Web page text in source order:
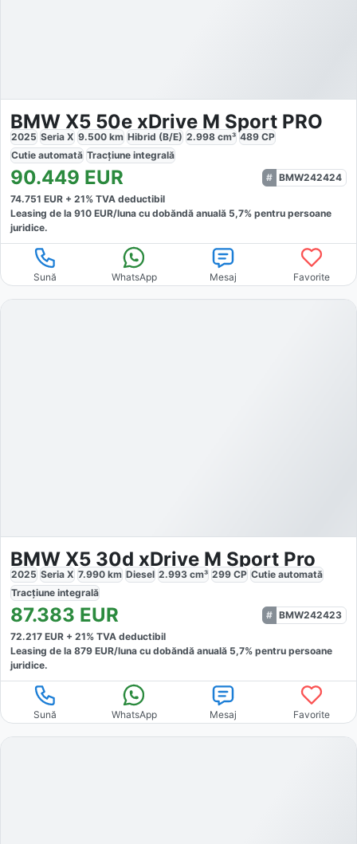
BMW X5 50e xDrive M Sport PRO
2025 Seria X 9.500 km Hibrid (B/E) 2.998 cm³ 489 CP
Cutie automată Tracțiune integrală
90.449 EUR
BMW242424
74.751 EUR + 21% TVA deductibil
Leasing de la 910 EUR/luna cu dobăndă anuală 5,7% pentru persoane
juridice.
Sună WhatsApp Mesaj Favorite
BMW X5 30d xDrive M Sport Pro
2025 Seria X 7.990 km Diesel 2.993 cm³ 299 CP Cutie automată
Tracțiune integrală
87.383 EUR
BMW242423
72.217 EUR + 21% TVA deductibil
Leasing de la 879 EUR/luna cu dobăndă anuală 5,7% pentru persoane
juridice.
Sună WhatsApp Mesaj Favorite